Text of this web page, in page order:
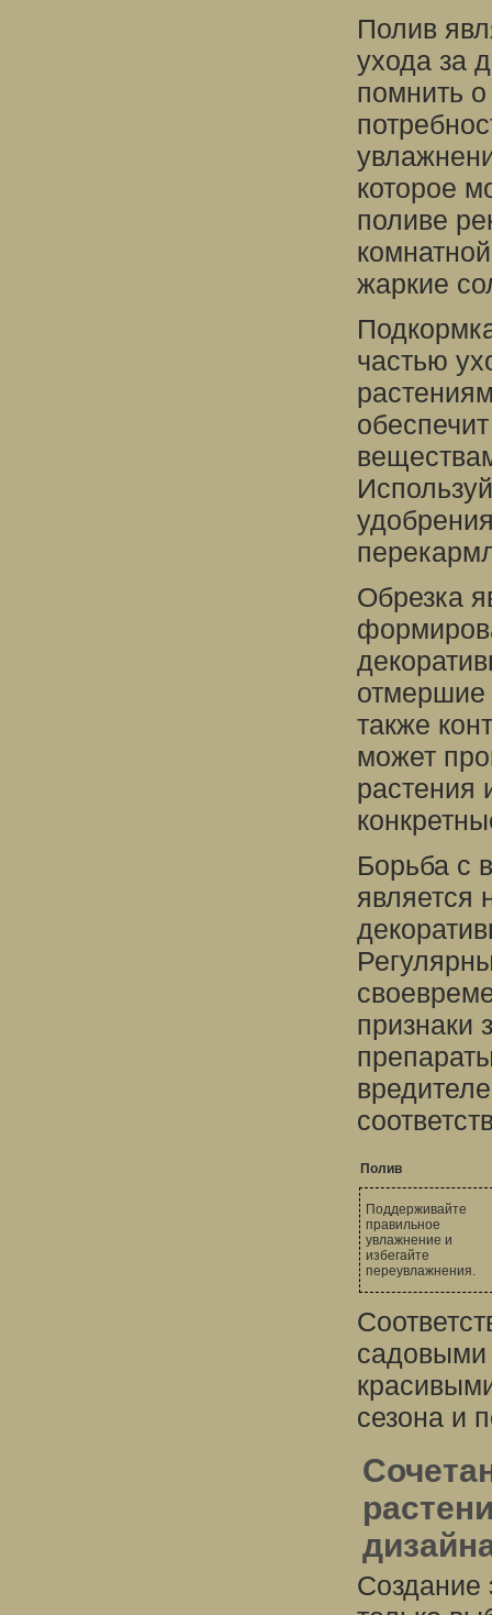
Полив
ухода за
помнить
которое
поливе
жаркие
частью
Обрезка
отмершие
также
может
растения
Борьба с
является
признаки
Полив
Поддерживайте
правильное
увлажнение и
избегайте
переувлажнения.
садовыми
сезона и
Создание